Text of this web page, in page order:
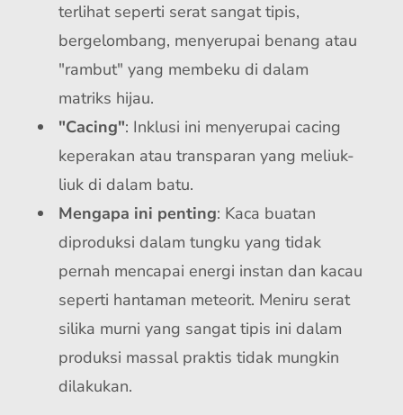
terlihat seperti serat sangat tipis,
bergelombang, menyerupai benang atau
"rambut" yang membeku di dalam
matriks hijau.
"Cacing": Inklusi ini menyerupai cacing
keperakan atau transparan yang meliuk-
liuk di dalam batu.
Mengapa ini penting: Kaca buatan
diproduksi dalam tungku yang tidak
pernah mencapai energi instan dan kacau
seperti hantaman meteorit. Meniru serat
silika murni yang sangat tipis ini dalam
produksi massal praktis tidak mungkin
dilakukan.